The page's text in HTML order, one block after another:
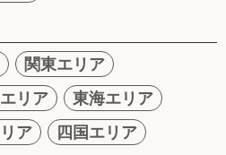
関東エリア
リア
東海エリア
ア
四国エリア